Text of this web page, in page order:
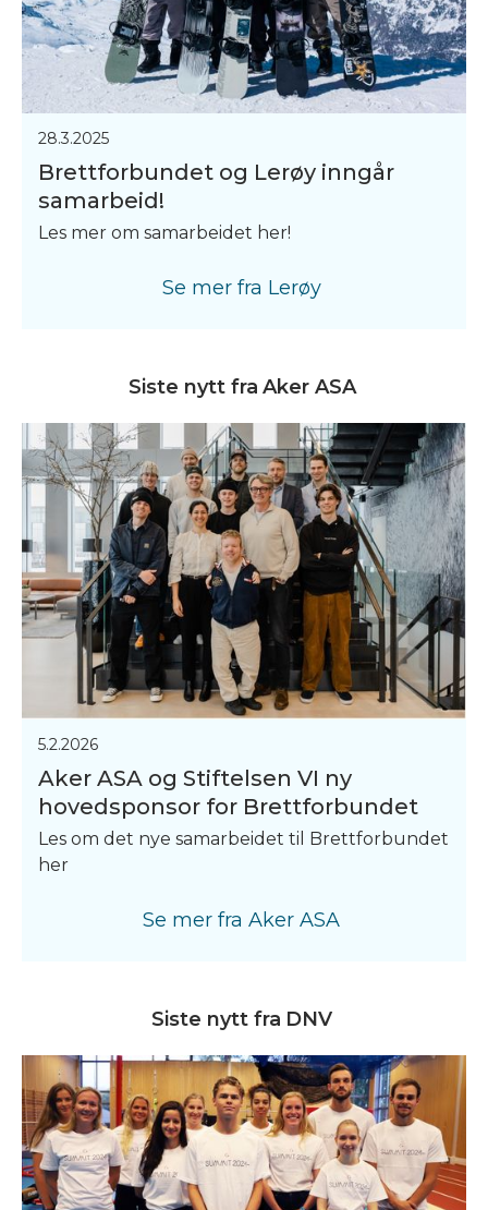
28.3.2025
Brettforbundet og Lerøy inngår
samarbeid!
Les mer om samarbeidet her!
Se mer fra Lerøy
Siste nytt fra Aker ASA
5.2.2026
Aker ASA og Stiftelsen VI ny
hovedsponsor for Brettforbundet
Les om det nye samarbeidet til Brettforbundet
her
Se mer fra Aker ASA
Siste nytt fra DNV